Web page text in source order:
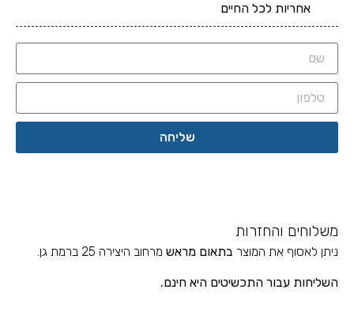
אחריות לכל החיים
שליחה
משלוחים והחזרות
ניתן לאסוף את המוצר בתאום מראש מרחוב היצירה 25 ברמת גן.
השליחות עבור התכשיטים היא חינם.